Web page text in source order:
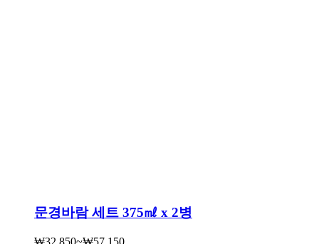
문경바람 세트 375㎖ x 2병
₩32,850~₩57,150